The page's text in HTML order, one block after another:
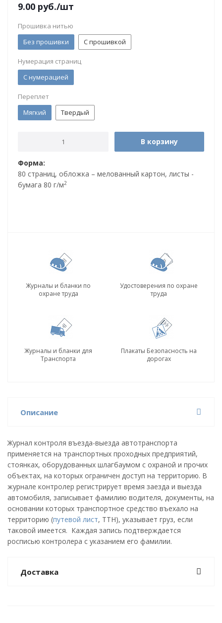
9.00 руб./шт
Прошивка нитью
Без прошивки
С прошивкой
Нумерация страниц
С нумерацией
Переплет
Мягкий
Твердый
В корзину
Форма:
80 страниц, обложка – мелованный картон, листы -
бумага 80 г/м2
Журналы и бланки по
охране труда
Удостоверения по охране
труда
Журналы и бланки для
Транспорта
Плакаты Безопасность на
дорогах
Описание
Журнал контроля въезда-выезда автотранспорта
применяется на транспортных проходных предприятий,
стоянках, оборудованных шлагбаумом с охраной и прочих
объектах, на которых ограничен доступ на территорию. В
журнале контролер регистрирует время заезда и выезда
автомобиля, записывает фамилию водителя, документы, на
основании которых транспортное средство въехало на
территорию (путевой лист, ТТН), указывает груз, если
таковой имеется. Каждая запись подтверждается
росписью контролера с указанием его фамилии.
Доставка